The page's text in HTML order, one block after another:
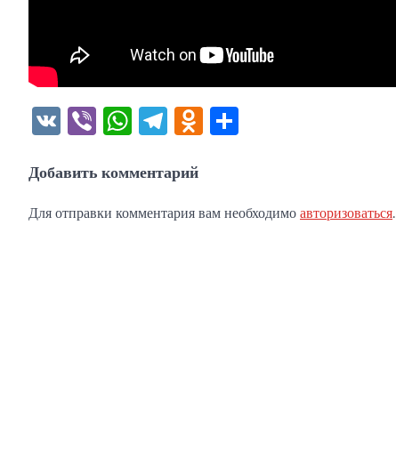
VK ViberWhatsApp
Telegram
Odnoklassniki
Добавить комментарий
Для отправки комментария вам необходимоавторизоваться.